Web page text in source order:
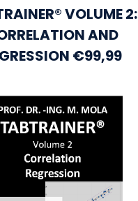
VOLUME 2:
AND
€99,99